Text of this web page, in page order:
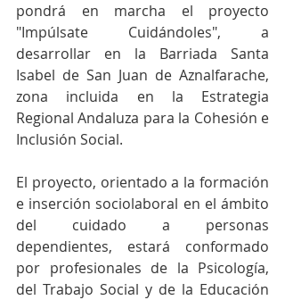
pondrá en marcha el proyecto
"Impúlsate Cuidándoles", a
desarrollar en la Barriada Santa
Isabel de San Juan de Aznalfarache,
zona incluida en la Estrategia
Regional Andaluza para la Cohesión e
Inclusión Social.
El proyecto, orientado a la formación
e inserción sociolaboral en el ámbito
del cuidado a personas
dependientes, estará conformado
por profesionales de la Psicología,
del Trabajo Social y de la Educación